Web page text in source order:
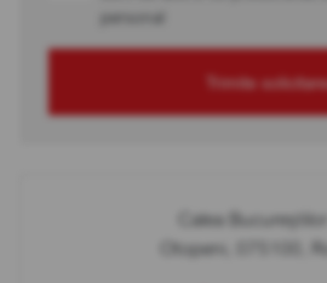
personal
Trimite
Calea Bucureștilor
Otopeni, 075100,